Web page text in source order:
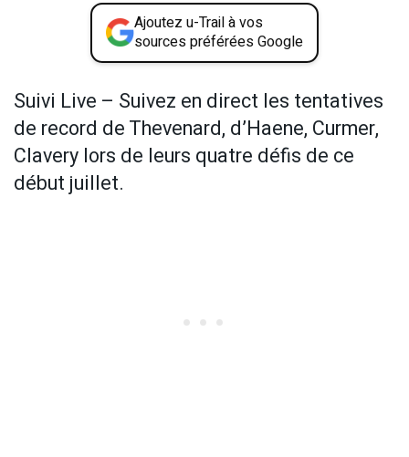
Ajoutez u-Trail à vos
sources préférées Google
Suivi Live – Suivez en direct les tentatives
de record de Thevenard, d’Haene, Curmer,
Clavery lors de leurs quatre défis de ce
début juillet.